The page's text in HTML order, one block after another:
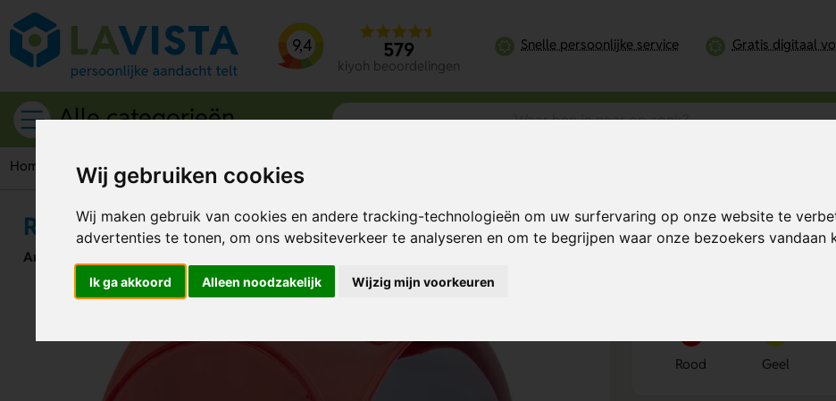
Wij gebruiken cookies
Wij maken gebruik van cookies en andere tracking-technologieën om uw surfervaring op onze website te
advertenties te tonen, om ons websiteverkeer te analyseren en om te begrijpen waar onze bezoekers vandaan
Ik ga akkoord Alleen noodzakelijk Wijzig mijn voorkeuren
9,4 579
kiyoh beoordelingen
Snelle persoonlijke service Gratis digitaal
Alle categorieën
Home Giveaways Armbandjes Lichtgevende armbandjes
Reflective Reflecterende Armband
Artikelnummer:
Bereken mijn prijs
Rood Geel